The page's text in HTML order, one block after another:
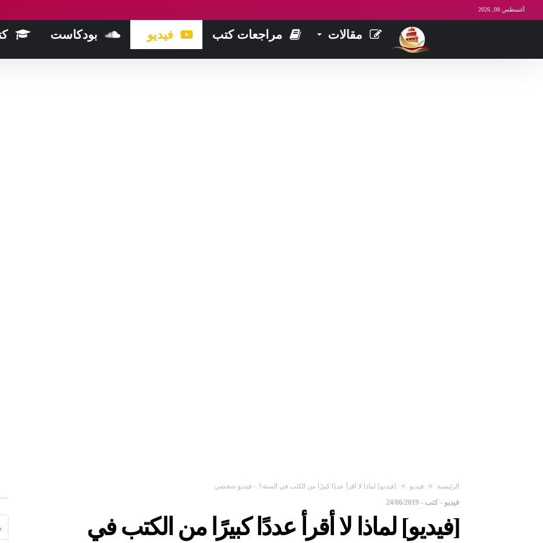
أغسطس 08, 2026
مقالات مراجعات كتب فيديو بودكاست
‫الرئيسية‬ فيديو [فيديو] لماذا لا أقرأ عددًا كبيرًا من الكتب في السنة؟ – فيديو شخصي
فيديو - كتب -
24/06/2019
[فيديو] لماذا لا أقرأ عددًا كبيرًا من الكتب في